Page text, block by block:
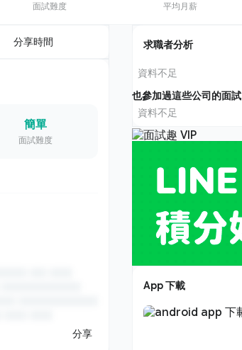
面試難度 平均月薪
簡單
面試難度
分享
求職者分析
資料不足
也參加過這些公司的面試
資料不足
App 下載